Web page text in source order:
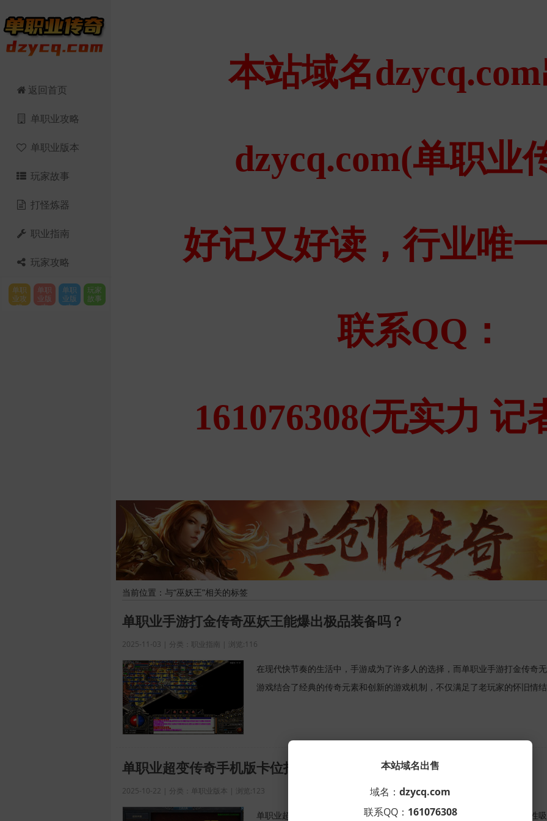
返回首页
单职业攻略
单职业版本
玩家故事
打怪炼器
职业指南
玩家攻略
单职
业攻
略
单职
业版
本
单职
业版
本
玩家
故事
当前位置：与“巫妖王”相关的标签
单职业手游打金传奇巫妖王能爆出极品装备吗？
2025-11-03 | 分类：职业指南 | 浏览:116
在现代快节奏的生活中，手游成为了许多人的选择，而单职业手游打金传奇
游戏结合了经典的传奇元素和创新的游戏机制，不仅满足了老玩家的怀旧情
单职业超变传奇手机版卡位打巫妖王捷径
2025-10-22 | 分类：单职业版本 | 浏览:123
单职业超变传奇手机版作为一款广受玩家喜爱的经典手游，其深度和挑战性
本站域名出售
域名： dzycq.com
联系QQ： 161076308